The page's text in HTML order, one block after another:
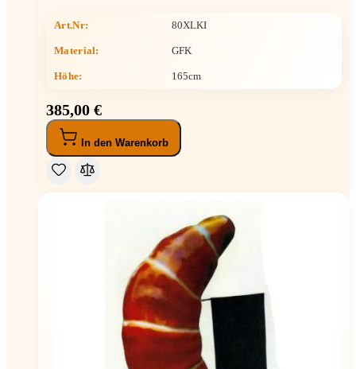
Art.Nr: 80XLKI
Material: GFK
Höhe: 165cm
385,00 €
In den Warenkorb